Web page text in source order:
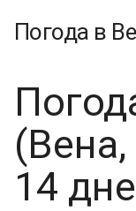
Погода в
14